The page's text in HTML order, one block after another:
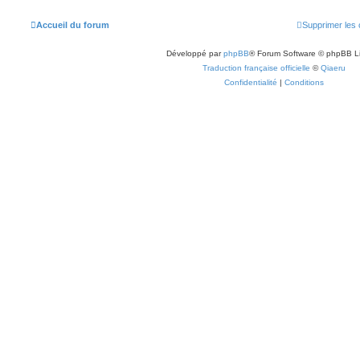
Accueil du forum Supprimer les
Développé parphpBB® Forum Software © phpBB
Traduction française officielle ©Qiaeru
Confidentialité | Conditions